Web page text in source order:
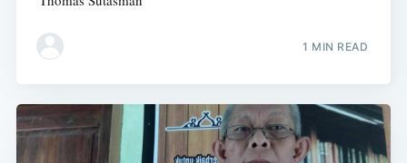
1 MIN READ